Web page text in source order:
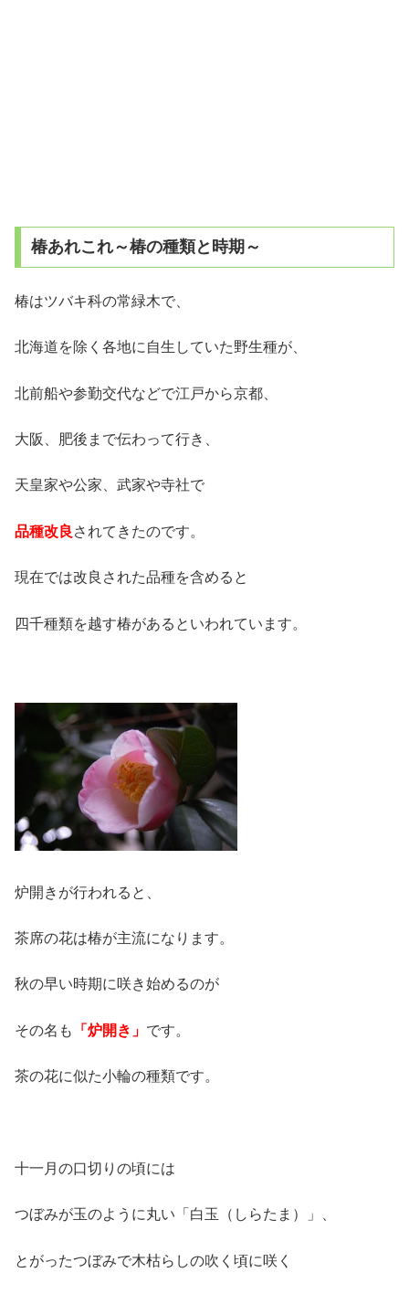
椿あれこれ～椿の種類と時期～
椿はツバキ科の常緑木で、
北海道を除く各地に自生していた野生種が、
北前船や参勤交代などで江戸から京都、
大阪、肥後まで伝わって行き、
天皇家や公家、武家や寺社で
品種改良 されてきたのです。
現在では改良された品種を含めると
四千種類を越す椿があるといわれています。
炉開きが行われると、
茶席の花は椿が主流になります。
秋の早い時期に咲き始めるのが
その名も 「炉開き」 です。
茶の花に似た小輪の種類です。
十一月の口切りの頃には
つぼみが玉のように丸い「白玉（しらたま）」、
とがったつぼみで木枯らしの吹く頃に咲く